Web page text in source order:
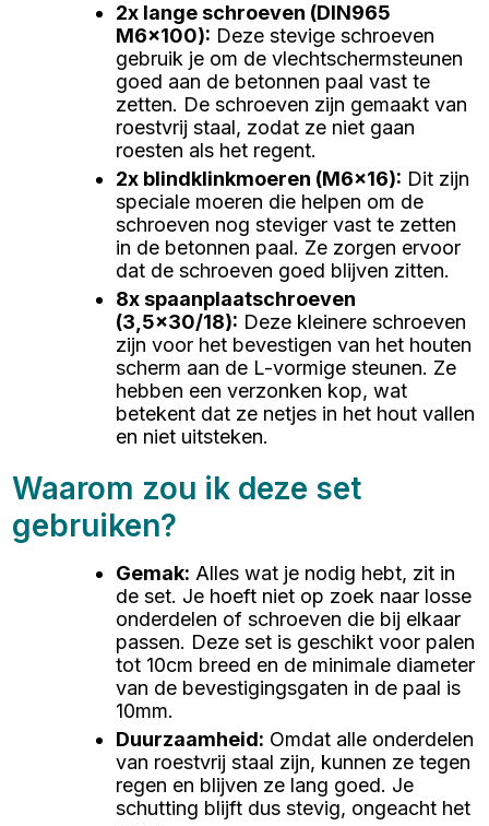
2x lange schroeven (DIN965
M6x100): Deze stevige schroeven
gebruik je om de vlechtschermsteunen
goed aan de betonnen paal vast te
zetten. De schroeven zijn gemaakt van
roestvrij staal, zodat ze niet gaan
roesten als het regent.
2x blindklinkmoeren (M6x16): Dit zijn
speciale moeren die helpen om de
schroeven nog steviger vast te zetten
in de betonnen paal. Ze zorgen ervoor
dat de schroeven goed blijven zitten.
8x spaanplaatschroeven
(3,5x30/18): Deze kleinere schroeven
zijn voor het bevestigen van het houten
scherm aan de L-vormige steunen. Ze
hebben een verzonken kop, wat
betekent dat ze netjes in het hout vallen
en niet uitsteken.
Waarom zou ik deze set
gebruiken?
Gemak: Alles wat je nodig hebt, zit in
de set. Je hoeft niet op zoek naar losse
onderdelen of schroeven die bij elkaar
passen. Deze set is geschikt voor palen
tot 10cm breed en de minimale diameter
van de bevestigingsgaten in de paal is
10mm.
Duurzaamheid: Omdat alle onderdelen
van roestvrij staal zijn, kunnen ze tegen
regen en blijven ze lang goed. Je
schutting blijft dus stevig, ongeacht het